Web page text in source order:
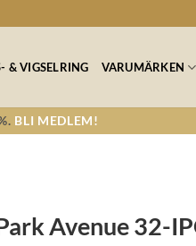
& VIGSELRING VARUMÄRKEN
BLI MEDLEM!
Avenue 32-